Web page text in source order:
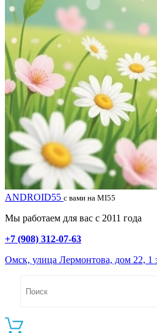
ANDROID55 с вами на MI55
Мы работаем для вас с 2011 года
+7 (908) 312-07-63
Омск, улица Лермонтова, дом 22, 1